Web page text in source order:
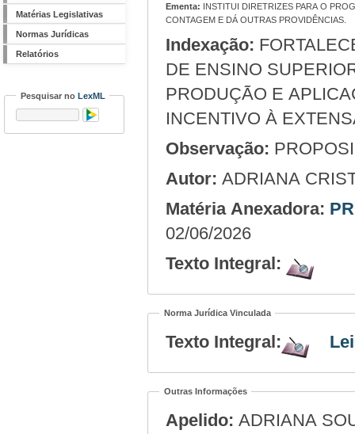
Matérias Legislativas
Normas Jurídicas
Relatórios
Pesquisar no LexML
Ementa:
CONTAGEM E DÁ OUTRAS PROVIDÊNCIAS.
Indexação:
DE ENSINO
PRODUÇÃO E
INCENTIVO À
Observação:
Autor: ADRIANA
Matéria Anexadora:
02/06/2026
Texto Integral:
Norma Jurídica Vinculada
Texto Integral:
Outras Informações
Apelido: ADRIANA